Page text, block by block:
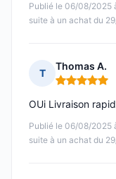
Publié le 06/08/2025
suite à un achat du
T
Thomas A.
Note : 5 sur 5
Publié le 06/08/2025
suite à un achat du
OUi Livraison